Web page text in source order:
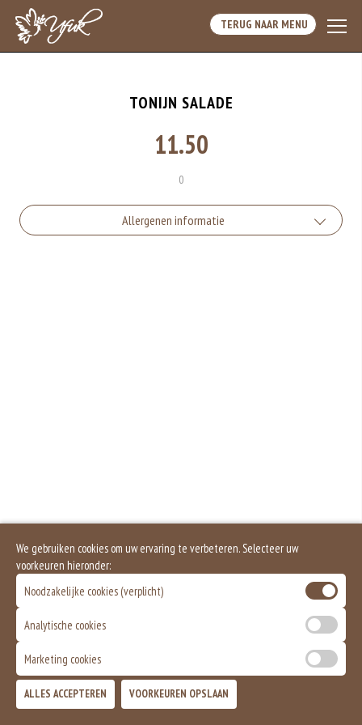
TERUG NAAR MENU
TONIJN SALADE
11.50
0
Allergenen informatie
We gebruiken cookies om uw ervaring te verbeteren. Selecteer uw
voorkeuren hieronder:
Noodzakelijke cookies (verplicht)
Analytische cookies
Marketing cookies
ALLES ACCEPTEREN VOORKEUREN OPSLAAN